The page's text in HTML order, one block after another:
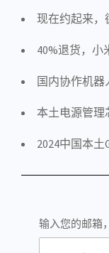
现在约起来，
40%退货，小
国内协作机器
本土电源管理
2024中国本土
输入您的邮箱